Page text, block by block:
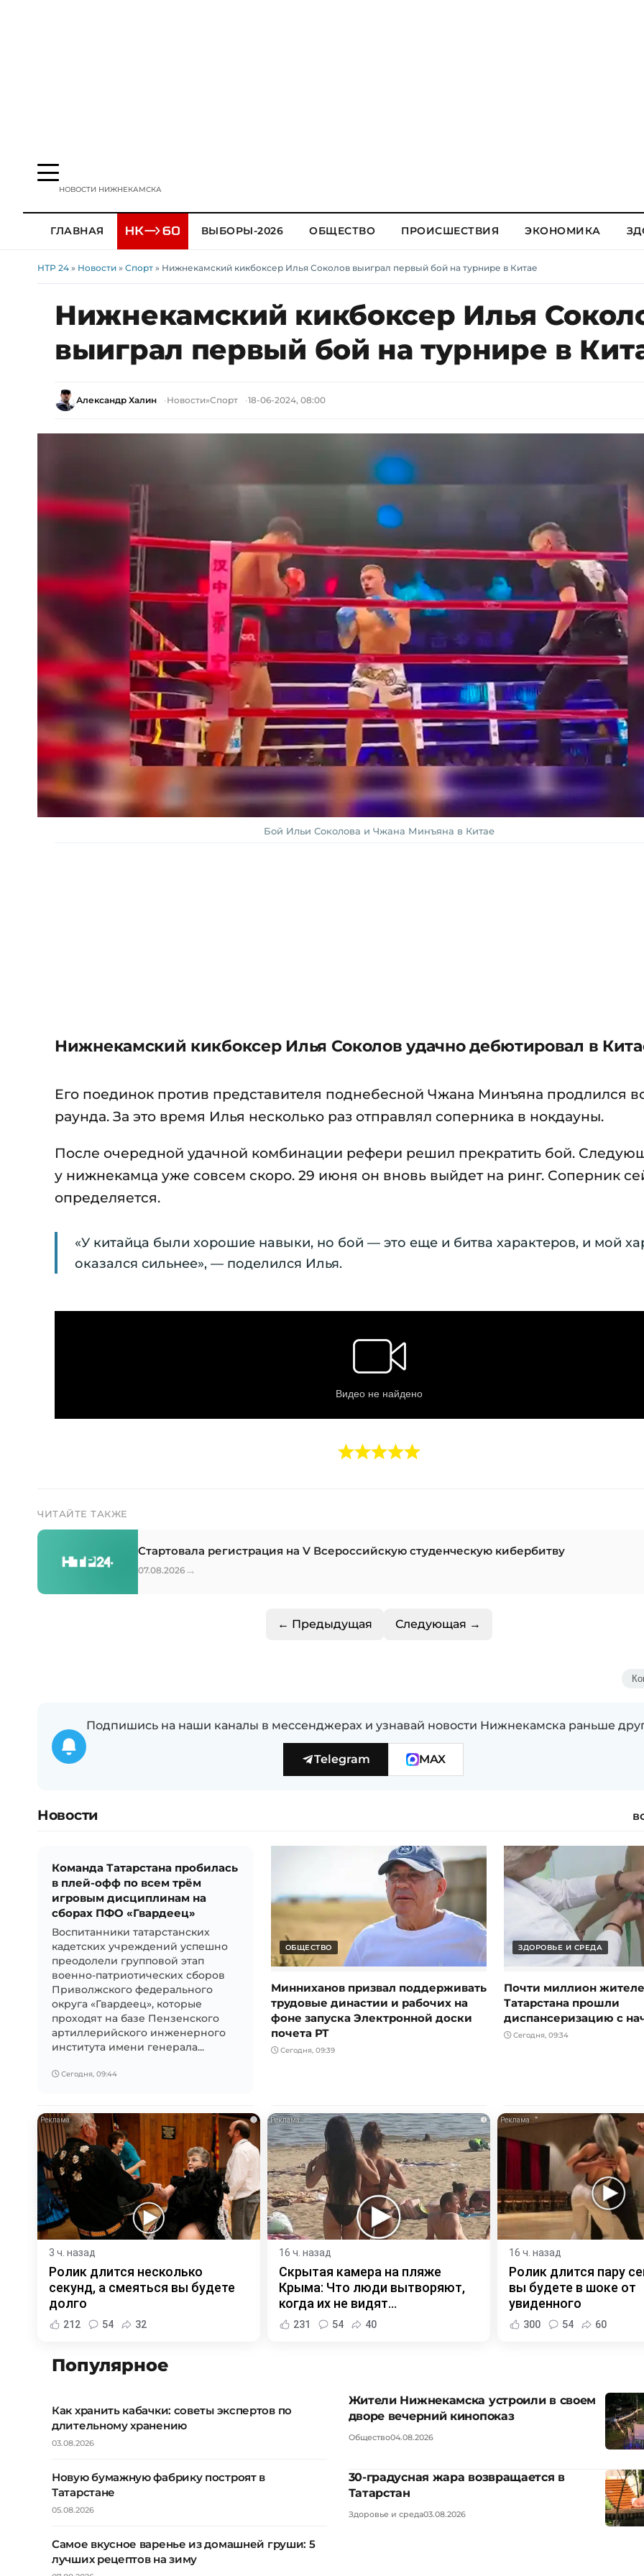
НОВОСТИ НИЖНЕКАМСКА
ГЛАВНАЯ ВЫБОРЫ-2026 ОБЩЕСТВО ПРОИСШЕСТВИЯ ЭКОНОМИКА
НТР 24 » Новости » Спорт » Нижнекамский кикбоксер Илья Соколов выиграл первый бой на турнире в Китае
Нижнекамский кикбоксер Илья
выиграл первый бой на турнире в
Александр Халин Новости»Спорт 18-06-2024, 08:00
Бой Ильи Соколова и Чжана Минъяна в Китае
Нижнекамский кикбоксер Илья Соколов удачно дебютировал в
Его поединок против представителя поднебесной Чжана Минъяна продлился
раунда. За это время Илья несколько раз отправлял соперника в нокдауны.
После очередной удачной комбинации рефери решил прекратить бой.
у нижнекамца уже совсем скоро. 29 июня он вновь выйдет на ринг. Соперник
определяется.
«У китайца были хорошие навыки, но бой — это еще и битва характеров, и мой
оказался сильнее», — поделился Илья.
ЧИТАЙТЕ ТАКЖЕ
Стартовала регистрация на V Всероссийскую студенческую кибербитву
07.08.2026 →
← Предыдущая Следующая →
Подпишись на наши каналы в мессенджерах и узнавай новости Нижнекамска раньше
Telegram MAX
Новости
Команда Татарстана пробилась
в плей-офф по всем трём
игровым дисциплинам на
сборах ПФО «Гвардеец»
Воспитанники татарстанских
кадетских учреждений успешно
преодолели групповой этап
военно-патриотических сборов
Приволжского федерального
округа «Гвардеец», которые
проходят на базе Пензенского
артиллерийского инженерного
института имени генерала...
Сегодня, 09:44
ОБЩЕСТВО
Минниханов призвал поддерживать
трудовые династии и рабочих на
фоне запуска Электронной доски
почета РТ
Сегодня, 09:39
ЗДОРОВЬЕ И СРЕДА
Почти миллион
Татарстана прошли
диспансеризацию с
Сегодня, 09:34
i
3 ч. назад
Ролик длится несколько
секунд, а смеяться вы будете
долго
212 54 32
i
16 ч. назад
Скрытая камера на пляже
Крыма: Что люди вытворяют,
когда их не видят...
231 54 40
16 ч. назад
Ролик длится пару
вы будете в шоке от
увиденного
300 54 60
Популярное
Как хранить кабачки: советы экспертов по
длительному хранению
03.08.2026
Новую бумажную фабрику построят в
Татарстане
05.08.2026
Самое вкусное варенье из домашней груши: 5
лучших рецептов на зиму
Жители Нижнекамска устроили в своем
дворе вечерний кинопоказ
Общество04.08.2026
30-градусная жара возвращается в
Татарстан
Здоровье и среда03.08.2026